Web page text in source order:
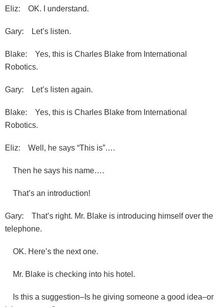
Eliz: OK. I understand.
Gary: Let’s listen.
Blake: Yes, this is Charles Blake from International
Robotics.
Gary: Let’s listen again.
Blake: Yes, this is Charles Blake from International
Robotics.
Eliz: Well, he says “This is”….
Then he says his name….
That’s an introduction!
Gary: That’s right. Mr. Blake is introducing himself over the
telephone.
OK. Here’s the next one.
Mr. Blake is checking into his hotel.
Is this a suggestion–Is he giving someone a good idea–or